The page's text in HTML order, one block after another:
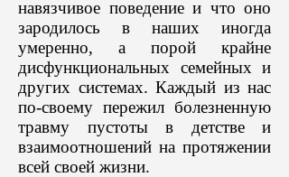
навязчивое поведение и что оно
зародилось в наших иногда
умеренно, а порой крайне
дисфункциональных семейных и
других системах. Каждый из нас
по-своему пережил болезненную
травму пустоты в детстве и
взаимоотношений на протяжении
всей своей жизни.